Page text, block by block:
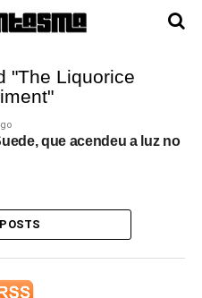
"The Liquorice
que acendeu a luz no